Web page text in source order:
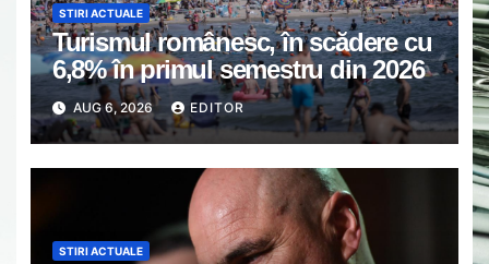
STIRI ACTUALE
Turismul românesc, în scădere cu
6,8% în primul semestru din 2026
AUG 6, 2026 EDITOR
STIRI ACTUALE